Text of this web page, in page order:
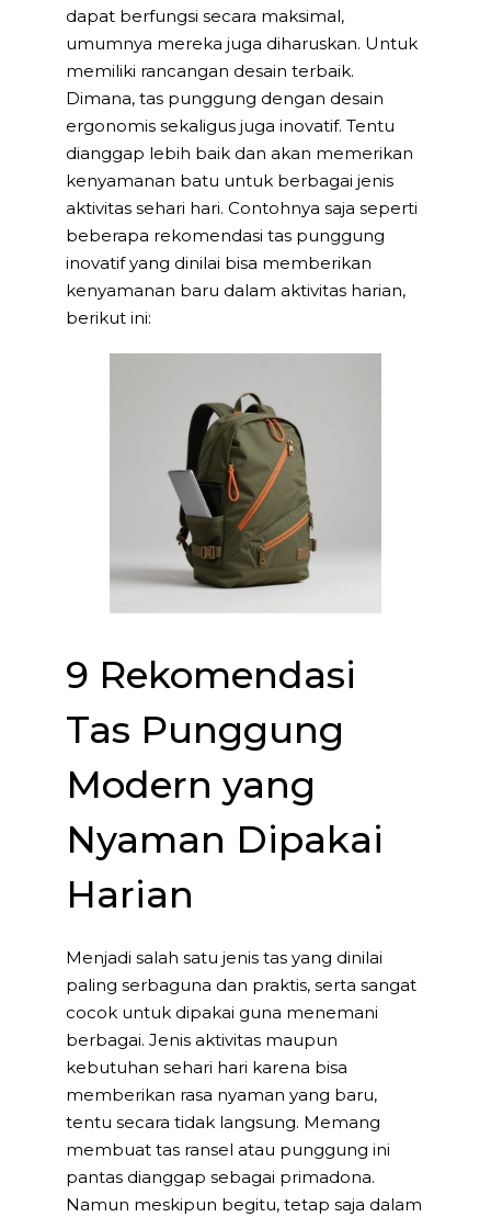
dapat berfungsi secara maksimal,
umumnya mereka juga diharuskan. Untuk
memiliki rancangan desain terbaik.
Dimana, tas punggung dengan desain
ergonomis sekaligus juga inovatif. Tentu
dianggap lebih baik dan akan memerikan
kenyamanan batu untuk berbagai jenis
aktivitas sehari hari. Contohnya saja seperti
beberapa rekomendasi tas punggung
inovatif yang dinilai bisa memberikan
kenyamanan baru dalam aktivitas harian,
berikut ini:
9 Rekomendasi
Tas Punggung
Modern yang
Nyaman Dipakai
Harian
Menjadi salah satu jenis tas yang dinilai
paling serbaguna dan praktis, serta sangat
cocok untuk dipakai guna menemani
berbagai. Jenis aktivitas maupun
kebutuhan sehari hari karena bisa
memberikan rasa nyaman yang baru,
tentu secara tidak langsung. Memang
membuat tas ransel atau punggung ini
pantas dianggap sebagai primadona.
Namun meskipun begitu, tetap saja dalam